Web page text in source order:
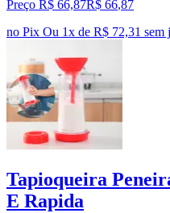
Preço R$ 66,87R$ 66,87
no Pix Ou 1x de R$ 72,31 sem
Tapioqueira
E Rapida